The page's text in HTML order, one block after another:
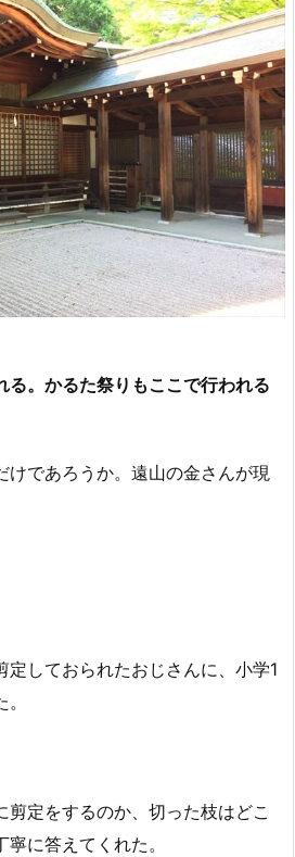
る。かるた祭りもここで行われる
けであろうか。遠山の金さんが現
定しておられたおじさんに、小学1
剪定をするのか、切った枝はどこ
に答えてくれた。